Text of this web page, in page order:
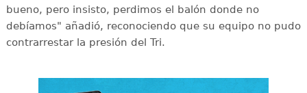
bueno, pero insisto, perdimos el balón donde no
debíamos" añadió, reconociendo que su equipo no pudo
contrarrestar la presión del Tri.